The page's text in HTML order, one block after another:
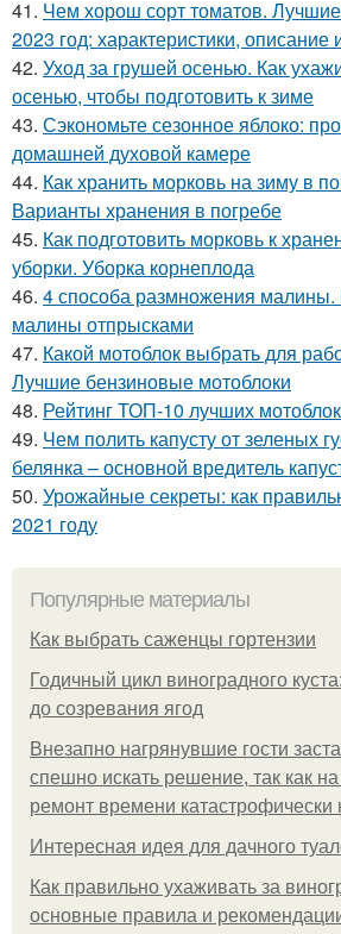
41. Чем хорош сорт томатов.
2023 год: характеристики, описание
42. Уход за грушей осенью. Как
осенью, чтобы подготовить к зиме
43. Сэкономьте сезонное яблоко:
домашней духовой камере
44. Как хранить морковь на зиму в
Варианты хранения в погребе
45. Как подготовить морковь к
уборки. Уборка корнеплода
46. 4 способа размножения
малины отпрысками
47. Какой мотоблок выбрать для
Лучшие бензиновые мотоблоки
48. Рейтинг ТОП-10 лучших
49. Чем полить капусту от зеленых
белянка – основной вредитель
50. Урожайные секреты: как
2021 году
Популярные материалы
Как выбрать саженцы гортензии
Годичный цикл виноградного
до созревания ягод
Внезапно нагрянувшие гости
спешно искать решение, так как
ремонт времени катастрофически
Интересная идея для дачного
Как правильно ухаживать за
основные правила и